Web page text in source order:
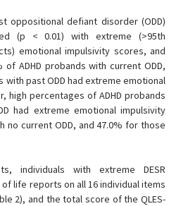
oppositional defiant disorder (ODD)
(p < 0.01) with extreme (>95th
emotional impulsivity scores, and
of ADHD probands with current ODD,
with past ODD had extreme emotional
high percentages of ADHD probands
had extreme emotional impulsivity
no current ODD, and 47.0% for those
individuals with extreme DESR
life reports on all 16 individual items
2), and the total score of the QLES-